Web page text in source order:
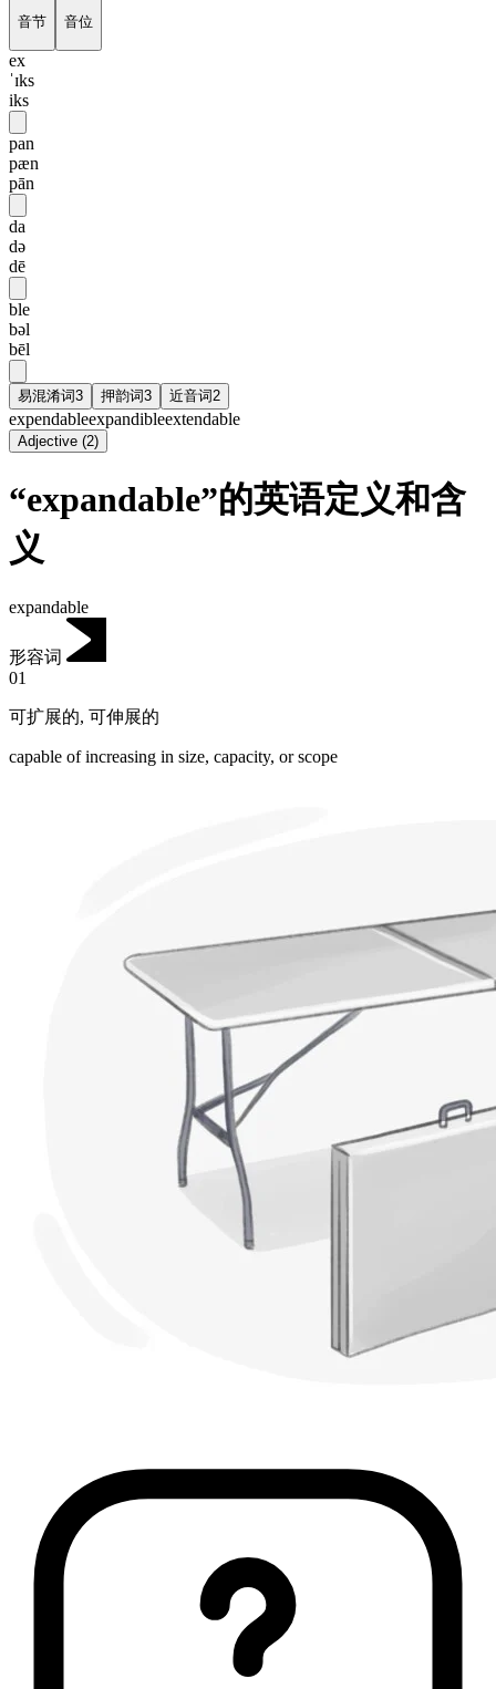
音节 音位
ex
ˈɪks
iks
pan
pæn
pān
da
də
dē
ble
bəl
bēl
易混淆词3 押韵词3 近音词2
expendableexpandibleextendable
Adjective (2)
“expandable”的英语定义和含
义
expandable
形容词
01
可扩展的, 可伸展的
capable of increasing in size, capacity, or scope